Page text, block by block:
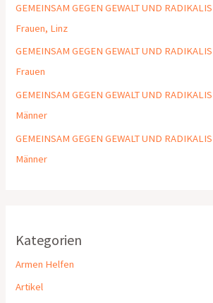
GEMEINSAM GEGEN GEWALT UND
Frauen, Linz
GEMEINSAM GEGEN GEWALT UND
Frauen
GEMEINSAM GEGEN GEWALT UND
Männer
GEMEINSAM GEGEN GEWALT UND
Männer
Kategorien
Armen Helfen
Artikel